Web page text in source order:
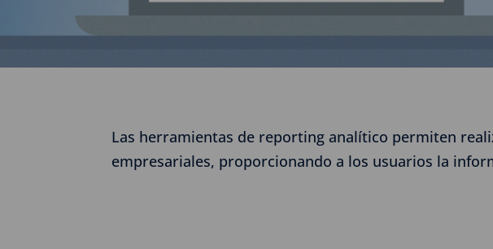
Las herramientas de reporting analítico permiten
empresariales, proporcionando a los usuarios la